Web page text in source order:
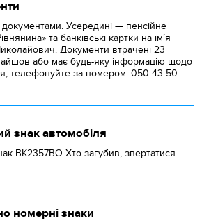
документами. Усередині — пенсійне
та банківські картки на ім’я
Документи втрачені 23
або має будь-яку інформацію щодо
телефонуйте за номером: 050-43-50-
знак автомобіля
ВК2357ВО Хто загубив, звертатися
номерні знаки